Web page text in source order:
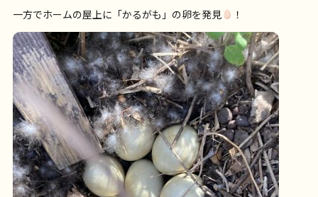
一方でホームの屋上に「かるがも」の卵を発見 ！